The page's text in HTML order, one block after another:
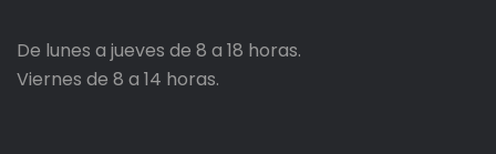
De lunes a jueves de 8 a 18 horas.
Viernes de 8 a 14 horas.